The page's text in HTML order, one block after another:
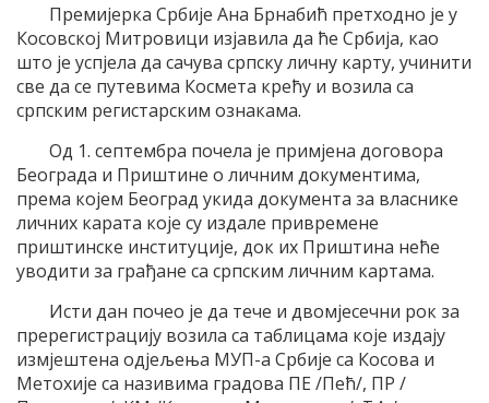
Премијерка Србије Ана Брнабић претходно је у
Косовској Митровици изјавила да ће Србија, као
што је успјела да сачува српску личну карту, учинити
све да се путевима Космета крећу и возила са
српским регистарским ознакама.
Од 1. септембра почела је примјена договора
Београда и Приштине о личним документима,
према којем Београд укида документа за власнике
личних карата које су издале привремене
приштинске институције, док их Приштина неће
уводити за грађане са српским личним картама.
Исти дан почео је да тече и двомјесечни рок за
пререгистрацију возила са таблицама које издају
измјештена одјељења МУП-а Србије са Косова и
Метохије са називима градова ПЕ /Пећ/, ПР /